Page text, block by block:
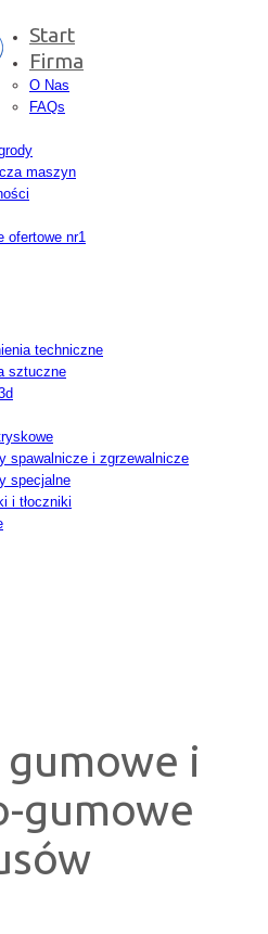
Start
Firma
O Nas
FAQs
maszyn
ofertowe nr1
techniczne
sztuczne
spawalnicze i zgrzewalnicze
specjalne
i tłoczniki
i
gumowe